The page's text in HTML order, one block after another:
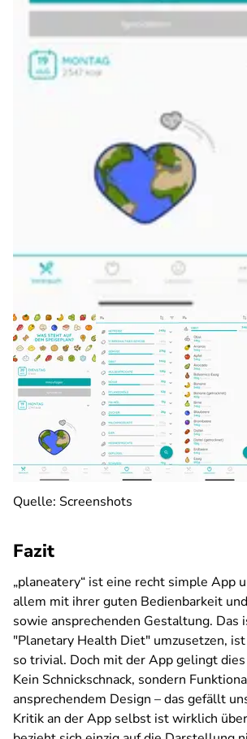
Quelle: Screenshots
Fazit
„planeatery“ ist eine recht simple App
allem mit ihrer guten Bedienbarkeit
sowie ansprechenden Gestaltung. Das
"Planetary Health Diet" umzusetzen,
so trivial. Doch mit der App gelingt
Kein Schnickschnack, sondern
ansprechendem Design – das gefällt
Kritik an der App selbst ist wirklich